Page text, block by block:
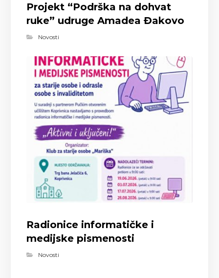
Projekt “Podrška na dohvat
ruke” udruge Amadea Đakovo
Novosti
Radionice informatičke i
medijske pismenosti
Novosti